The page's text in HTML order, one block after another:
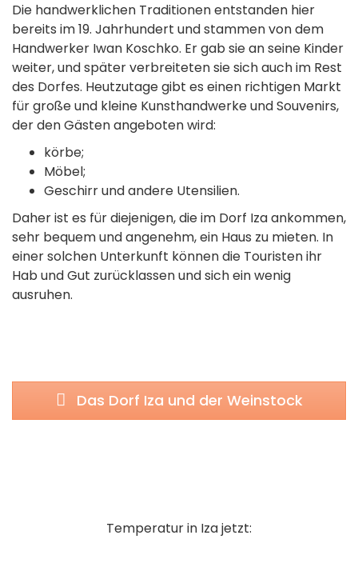
Die handwerklichen Traditionen entstanden hier
bereits im 19. Jahrhundert und stammen von dem
Handwerker Iwan Koschko. Er gab sie an seine Kinder
weiter, und später verbreiteten sie sich auch im Rest
des Dorfes. Heutzutage gibt es einen richtigen Markt
für große und kleine Kunsthandwerke und Souvenirs,
der den Gästen angeboten wird:
körbe;
Möbel;
Geschirr und andere Utensilien.
Daher ist es für diejenigen, die im Dorf Iza ankommen,
sehr bequem und angenehm, ein Haus zu mieten. In
einer solchen Unterkunft können die Touristen ihr
Hab und Gut zurücklassen und sich ein wenig
ausruhen.
Das Dorf Iza und der Weinstock
Temperatur in Iza jetzt: